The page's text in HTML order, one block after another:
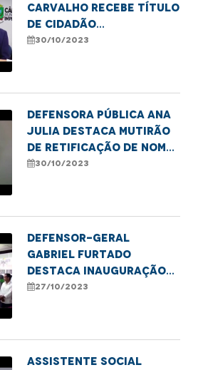
Carvalho recebe Título
de Cidadão
Imperatrizense
30/10/2023
Defensora pública Ana
Julia destaca mutirão
de retificação de nome
e gênero em Presidente
30/10/2023
Defensor-geral
Gabriel Furtado
destaca inauguração
das novas instalações
27/10/2023
Assistente social